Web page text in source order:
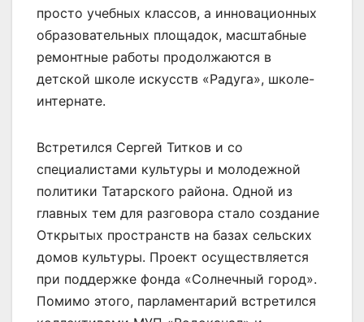
просто учебных классов, а инновационных
образовательных площадок, масштабные
ремонтные работы продолжаются в
детской школе искусств «Радуга», школе-
интернате.
Встретился Сергей Титков и со
специалистами культуры и молодежной
политики Татарского района. Одной из
главных тем для разговора стало создание
Открытых пространств на базах сельских
домов культуры. Проект осуществляется
при поддержке фонда «Солнечный город».
Помимо этого, парламентарий встретился